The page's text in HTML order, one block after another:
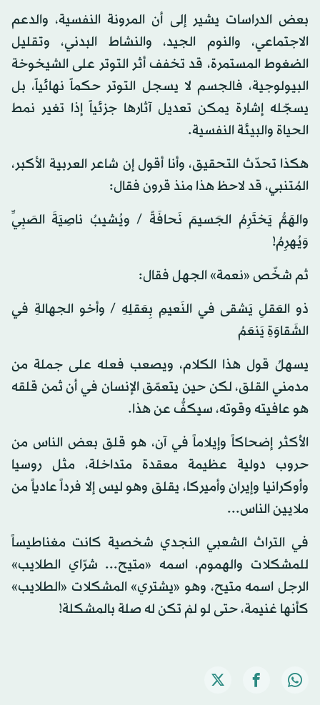
بعض الدراسات يشير إلى أن المرونة النفسية، والدعم
الاجتماعي، والنوم الجيد، والنشاط البدني، وتقليل
الضغوط المستمرة، قد تخفف أثر التوتر على الشيخوخة
البيولوجية، فالجسم لا يسجل التوتر حكماً نهائياً، بل
يسجّله إشارة يمكن تعديل آثارها جزئياً إذا تغير نمط
الحياة والبيئة النفسية.
هكذا تحدّث التحقيق، وأنا أقول إن شاعر العربية الأكبر،
المُتنبي، قد لاحظ هذا منذ قرون فقال:
والهَمُّ يَختَرِمُ الجَسيمَ نَحافَةً / ويُشيبُ ناصِيَةَ الصَبِيِّ
وَيُهرِمُ!
ثم شخّص «نعمة» الجهل فقال:
ذو العَقلِ يَشقى في النَعيمِ بِعَقلِهِ / وأخو الجهالةِ في
الشَقاوَةِ يَنعَمُ
يسهلُ قول هذا الكلام، ويصعب فعله على جملة من
مدمني القلق، لكن حين يتعمّق الإنسان في أن ثمن قلقه
هو عافيته وقوته، سيكفُّ عن هذا.
الأكثر إضحاكاً وإيلاماً في آن، هو قلق بعض الناس من
حروب دولية عظيمة معقدة متداخلة، مثل روسيا
وأوكرانيا وإيران وأميركا، يقلق وهو ليس إلا فرداً عادياً من
ملايين الناس...
في التراث الشعبي النجدي شخصية كانت مغناطيساً
للمشكلات والهموم، اسمه «متيح... شرّاي الطلايب»
الرجل اسمه متيح، وهو «يشتري» المشكلات «الطلايب»
كأنها غنيمة، حتى لو لمْ تكن له صلة بالمشكلة!